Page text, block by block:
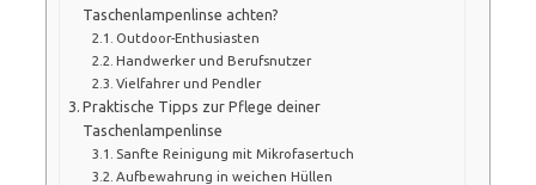
Taschenlampenlinse achten?
Outdoor-Enthusiasten
Handwerker und Berufsnutzer
Vielfahrer und Pendler
Praktische Tipps zur Pflege deiner
Taschenlampenlinse
Sanfte Reinigung mit Mikrofasertuch
Aufbewahrung in weichen Hüllen